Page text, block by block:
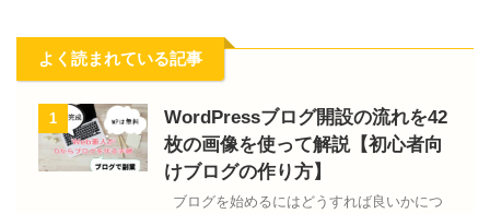
よく読まれている記事
1
WordPressブログ開設の流れを42
枚の画像を使って解説【初心者向
けブログの作り方】
ブログを始めるにはどうすれば良いかにつ